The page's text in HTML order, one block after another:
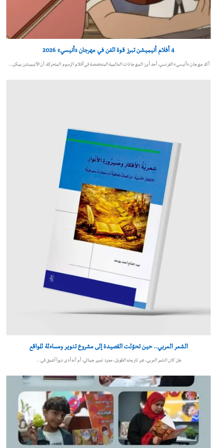
4 أفلام أنيميشن تبرز قوة الفن في مهرجان «أنيسي» 2026
أكد مهرجان «أنيسي» الفرنسي، أحد أبرز المهرجانات العالمية المتخصصة في أفلام الرسوم المتحركة، أن الأنيميشن يمكن…
الشعر العربي.. حين تحوّلت القصيدة إلى مشروع تنوير ومساءلة للواقع
هل كان الشعر العربي، عبر تاريخه الطويل، مجرد تعبير جمالي، أم أنه أدى دوراً أعمق في…